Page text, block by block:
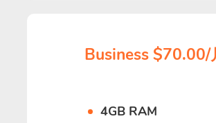
Business $70.00/
4GB RAM